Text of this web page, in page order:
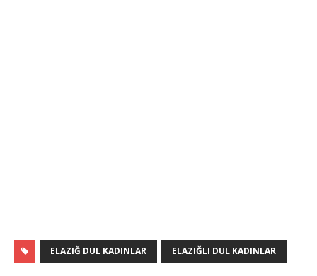
ELAZIĞ DUL KADINLAR ELAZIĞLI DUL KADINLAR